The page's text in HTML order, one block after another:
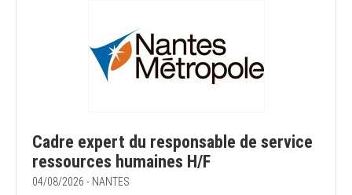
Cadre expert du responsable de service
ressources humaines H/F
04/08/2026 - NANTES